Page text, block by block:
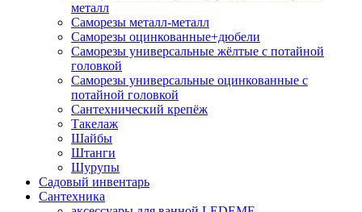
металл
Саморезы металл-металл
Саморезы оцинкованные+дюбели
Саморезы универсальные жёлтые с потайной
головкой
Саморезы универсальные оцинкованные с
потайной головкой
Сантехнический крепёж
Такелаж
Шайбы
Штанги
Шурупы
Садовый инвентарь
Сантехника